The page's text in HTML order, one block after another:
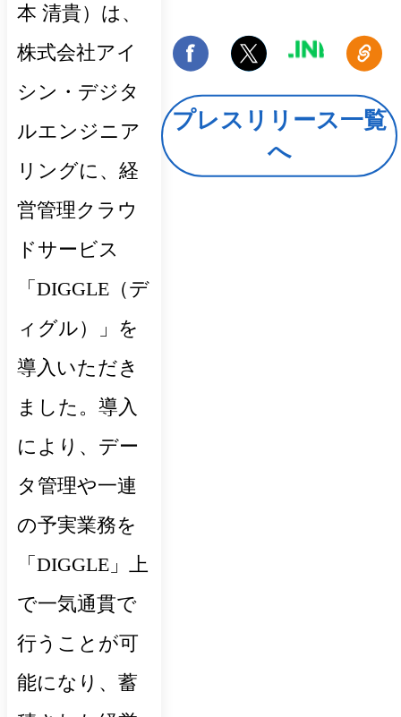
本 清貴）は、
株式会社アイ
シン・デジタ
ルエンジニア
リングに、経
営管理クラウ
ドサービス
「DIGGLE（デ
ィグル）」を
導入いただき
ました。導入
により、デー
タ管理や一連
の予実業務を
「DIGGLE」上
で一気通貫で
行うことが可
能になり、蓄
プレスリリース一覧
へ